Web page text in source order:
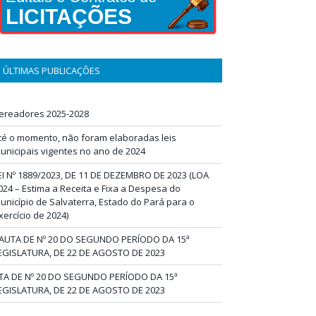
LICITAÇÕES
ÚLTIMAS PUBLICAÇÕES
2025-2028
o momento, não foram elaboradas leis
vigentes no ano de 2024
Nº 1889/2023, DE 11 DE DEZEMBRO DE 2023 (LOA
– Estima a Receita e Fixa a Despesa do
de Salvaterra, Estado do Pará para o
de 2024)
DE Nº 20 DO SEGUNDO PERÍODO DA 15ª
DE 22 DE AGOSTO DE 2023
DE Nº 20 DO SEGUNDO PERÍODO DA 15ª
DE 22 DE AGOSTO DE 2023